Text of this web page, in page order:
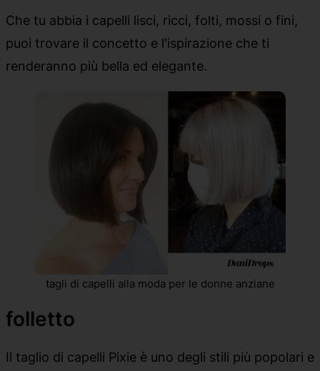
Che tu abbia i capelli lisci, ricci, folti, mossi o fini,
puoi trovare il concetto e l'ispirazione che ti
renderanno più bella ed elegante.
tagli di capelli alla moda per le donne anziane
folletto
Il taglio di capelli Pixie è uno degli stili più popolari e